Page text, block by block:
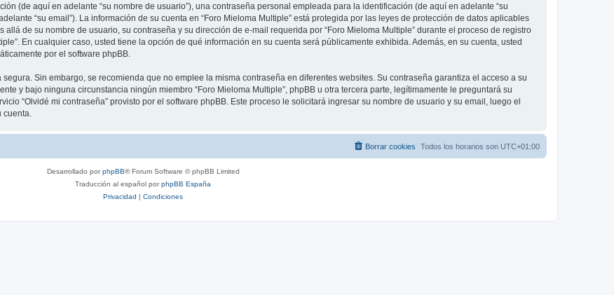
(de aquí en adelante “su nombre de usuario”), una contraseña personal empleada para la identificación (de aquí en adelante “su
“su email”). La información de su cuenta en “Foro Mieloma Multiple” está protegida por las leyes de protección de datos aplicables
de su nombre de usuario, su contraseña y su dirección de e-mail requerida por “Foro Mieloma Multiple” durante el proceso de registro
En cualquier caso, usted tiene la opción de qué información en su cuenta será públicamente exhibida. Además, en su cuenta, usted
por el software phpBB.
Sin embargo, se recomienda que no emplee la misma contraseña en diferentes websites. Su contraseña garantiza el acceso a su
y bajo ninguna circunstancia ningún miembro “Foro Mieloma Multiple”, phpBB u otra tercera parte, legítimamente le preguntará su
“Olvidé mi contraseña” provisto por el software phpBB. Este proceso le solicitará ingresar su nombre de usuario y su email, luego el
Todos los horarios son UTC+01:00
Borrar cookies
Desarrollado porphpBB® Forum Software © phpBB Limited
Traducción al español porphpBB España
Privacidad | Condiciones